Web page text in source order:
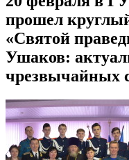
прошел
«Святой
Ушаков:
чрезвычайных